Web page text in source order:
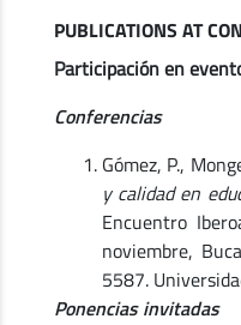
PUBLICATIONS AT
Participación en
Conferencias
Gómez, P.,
y calidad en
Encuentro
noviembre,
5587.
Ponencias invitadas